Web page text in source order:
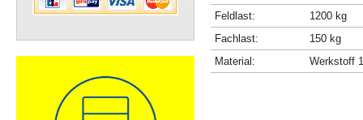
Feldlast:
1200 kg
Fachlast:
150 kg
Material:
Werkstoff